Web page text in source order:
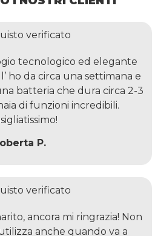
verificato
tecnologico ed elegante
ho da circa una settimana e
batteria che dura circa 2-3
di funzioni incredibili.
P.
verificato
ancora mi ringrazia! Non
anche quando va a